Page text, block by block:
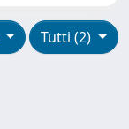
Tutti (2)